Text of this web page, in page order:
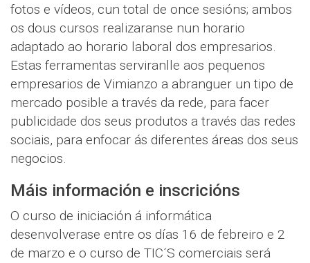
fotos e vídeos, cun total de once sesións; ambos
os dous cursos realizaranse nun horario
adaptado ao horario laboral dos empresarios.
Estas ferramentas serviranlle aos pequenos
empresarios de Vimianzo a abranguer un tipo de
mercado posible a través da rede, para facer
publicidade dos seus produtos a través das redes
sociais, para enfocar ás diferentes áreas dos seus
negocios.
Máis información e inscricións
O curso de iniciación á informática
desenvolverase entre os días 16 de febreiro e 2
de marzo e o curso de TIC´S comerciais será